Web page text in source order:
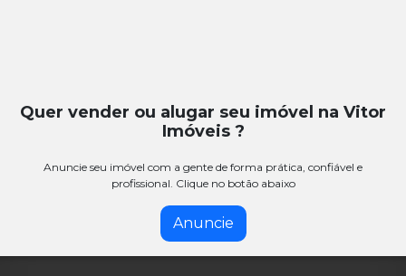
Quer vender ou alugar seu imóvel na Vitor
Imóveis ?
Anuncie seu imóvel com a gente de forma prática, confiável e
profissional. Clique no botão abaixo
Anuncie